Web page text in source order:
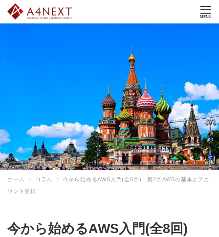
MENU
ホーム コラム
今から始めるAWS入門(全8回) 第2回AWSの基本とアカ
ウント登録
今から始めるAWS入門(全8回)